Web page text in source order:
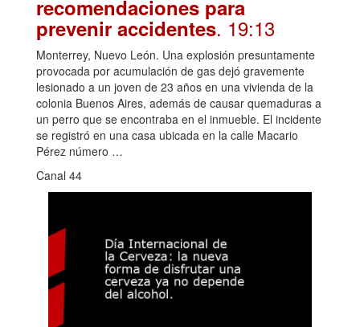
recomendaciones para
prevenir accidentes. 19:13
Monterrey, Nuevo León. Una explosión presuntamente
provocada por acumulación de gas dejó gravemente
lesionado a un joven de 23 años en una vivienda de la
colonia Buenos Aires, además de causar quemaduras a
un perro que se encontraba en el inmueble. El incidente
se registró en una casa ubicada en la calle Macario
Pérez número …
Canal 44